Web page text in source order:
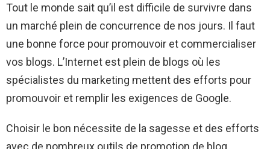
Tout le monde sait qu’il est difficile de survivre dans
un marché plein de concurrence de nos jours. Il faut
une bonne force pour promouvoir et commercialiser
vos blogs. L’Internet est plein de blogs où les
spécialistes du marketing mettent des efforts pour
promouvoir et remplir les exigences de Google.
Choisir le bon nécessite de la sagesse et des efforts
avec de nombreux outils de promotion de blog.